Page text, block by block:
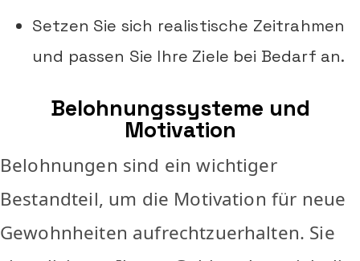
Setzen Sie sich realistische Zeitrahmen
und passen Sie Ihre Ziele bei Bedarf an.
Belohnungssysteme und
Motivation
Belohnungen sind ein wichtiger
Bestandteil, um die Motivation für neue
Gewohnheiten aufrechtzuerhalten. Sie